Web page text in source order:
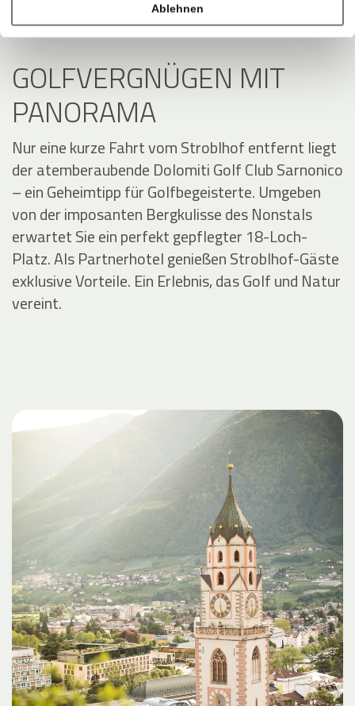
Ablehnen
GOLFVERGNÜGEN MIT
PANORAMA
Nur eine kurze Fahrt vom Stroblhof entfernt liegt
der atemberaubende Dolomiti Golf Club Sarnonico
– ein Geheimtipp für Golfbegeisterte. Umgeben
von der imposanten Bergkulisse des Nonstals
erwartet Sie ein perfekt gepflegter 18-Loch-
Platz. Als Partnerhotel genießen Stroblhof-Gäste
exklusive Vorteile. Ein Erlebnis, das Golf und Natur
vereint.